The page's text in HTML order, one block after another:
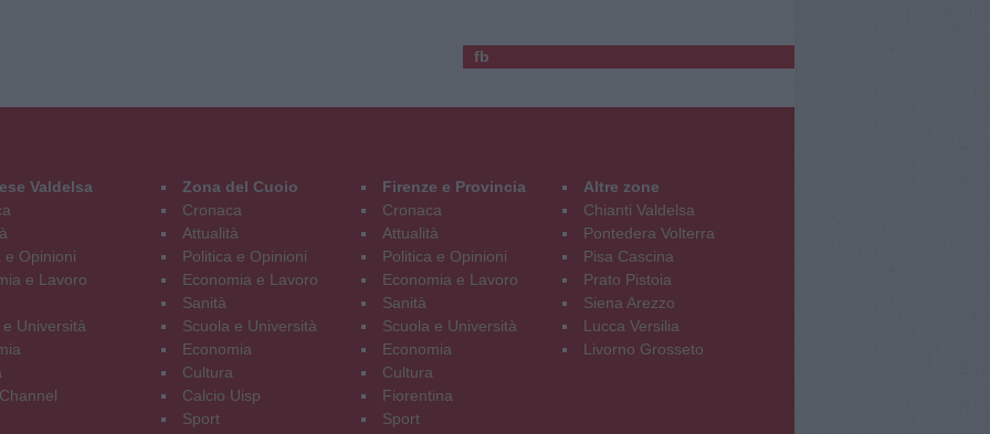
fb
Valdelsa
e Opinioni
e Lavoro
e Università
Zona del Cuoio
Cronaca
Attualità
Politica e Opinioni
Economia e Lavoro
Sanità
Scuola e Università
Economia
Cultura
Calcio Uisp
Sport
Firenze e Provincia
Cronaca
Attualità
Politica e Opinioni
Economia e Lavoro
Sanità
Scuola e Università
Economia
Cultura
Fiorentina
Sport
Altre zone
Chianti Valdelsa
Pontedera Volterra
Pisa Cascina
Prato Pistoia
Siena Arezzo
Lucca Versilia
Livorno Grosseto